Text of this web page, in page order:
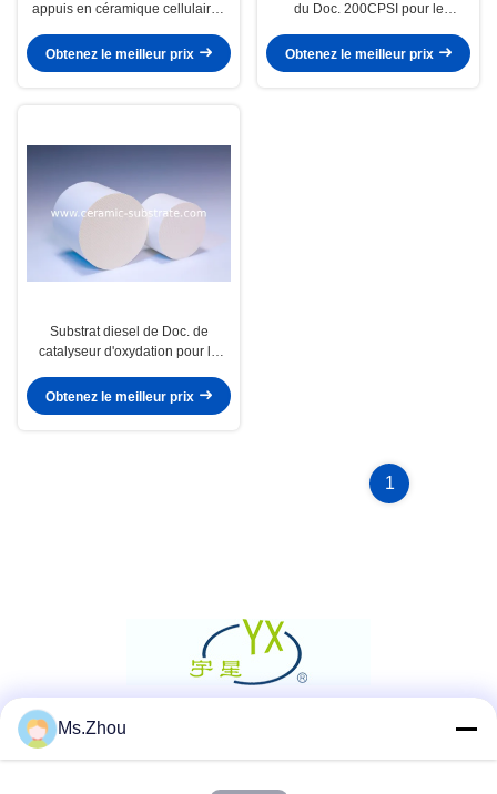
appuis en céramique cellulaires
Obtenez le meilleur prix
du Doc. 200CPSI pour le
Obtenez le meilleur prix
Substrat diesel de Doc. de
catalyseur d'oxydation pour le
Obtenez le meilleur prix
1
Ms.Zhou